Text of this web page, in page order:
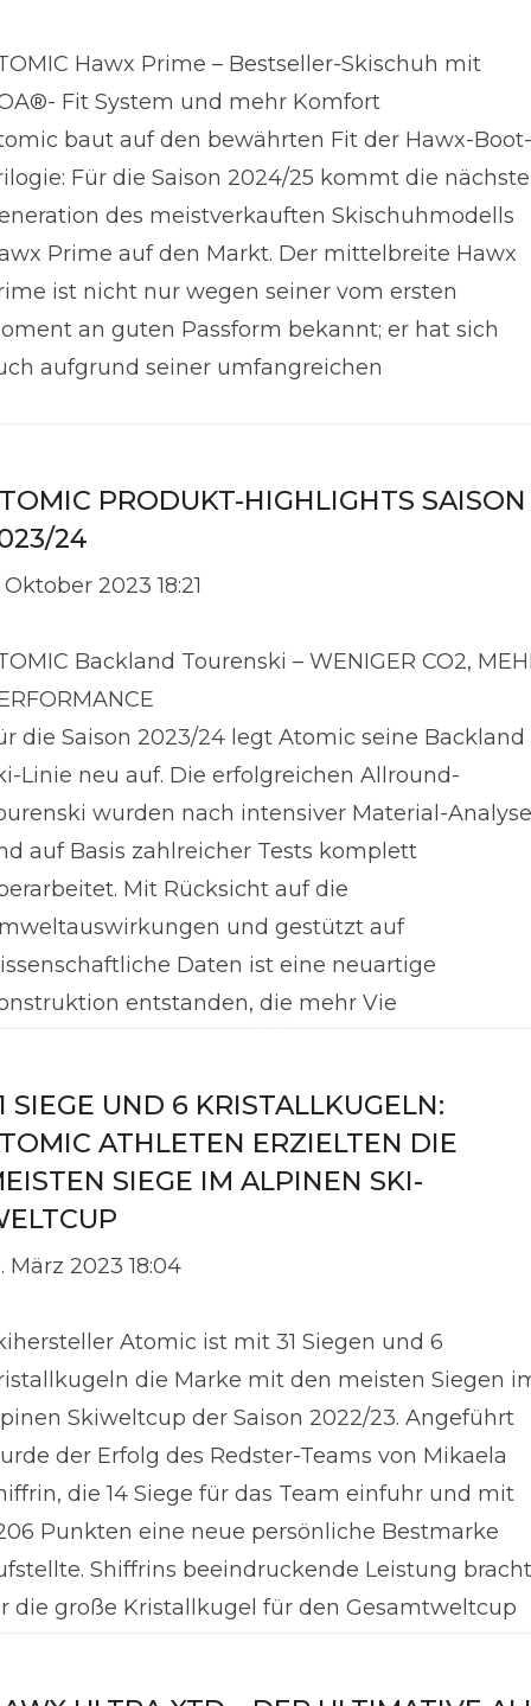
Hawx Prime – Bestseller-Skischuh mit
Fit System und mehr Komfort
baut auf den bewährten Fit der Hawx-Boot-
Für die Saison 2024/25 kommt die nächste
des meistverkauften Skischuhmodells
Prime auf den Markt. Der mittelbreite Hawx
ist nicht nur wegen seiner vom ersten
an guten Passform bekannt; er hat sich
aufgrund seiner umfangreichen
PRODUKT-HIGHLIGHTS SAISON
24
Oktober 2023 18:21
Backland Tourenski – WENIGER CO2,
die Saison 2023/24 legt Atomic seine Backland
Linie neu auf. Die erfolgreichen Allround-
wurden nach intensiver Material-Analyse
auf Basis zahlreicher Tests komplett
Mit Rücksicht auf die
und gestützt auf
Daten ist eine neuartige
entstanden, die mehr Vie
SIEGE UND 6 KRISTALLKUGELN:
ATHLETEN ERZIELTEN DIE
SIEGE IM ALPINEN SKI-
März 2023 18:04
Atomic ist mit 31 Siegen und 6
die Marke mit den meisten Siegen
Skiweltcup der Saison 2022/23. Angeführt
der Erfolg des Redster-Teams von Mikaela
die 14 Siege für das Team einfuhr und mit
Punkten eine neue persönliche Bestmarke
Shiffrins beeindruckende Leistung
die große Kristallkugel für den Gesamtweltcup